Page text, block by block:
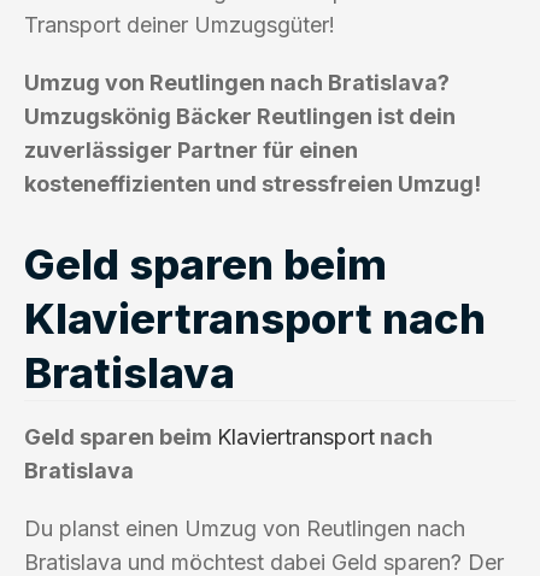
Transport deiner Umzugsgüter!
Umzug von Reutlingen nach Bratislava?
Umzugskönig Bäcker Reutlingen ist dein
zuverlässiger Partner für einen
kosteneffizienten und stressfreien Umzug!
Geld sparen beim
Klaviertransport nach
Bratislava
Geld sparen beim Klaviertransport nach
Bratislava
Du planst einen Umzug von Reutlingen nach
Bratislava und möchtest dabei Geld sparen? Der